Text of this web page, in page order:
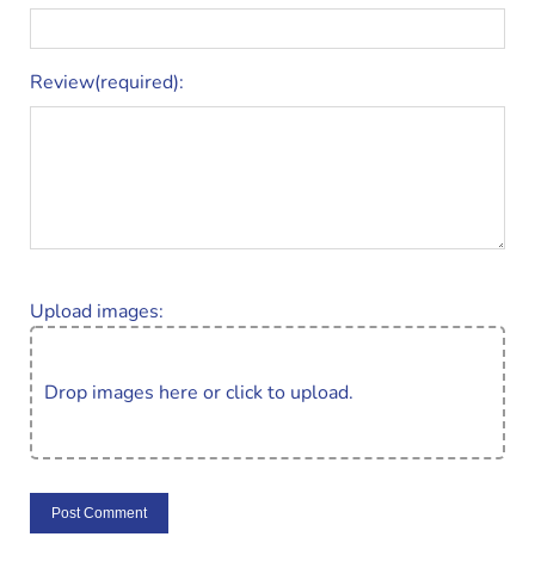
Review(required):
Upload images:
Drop images here or click to upload.